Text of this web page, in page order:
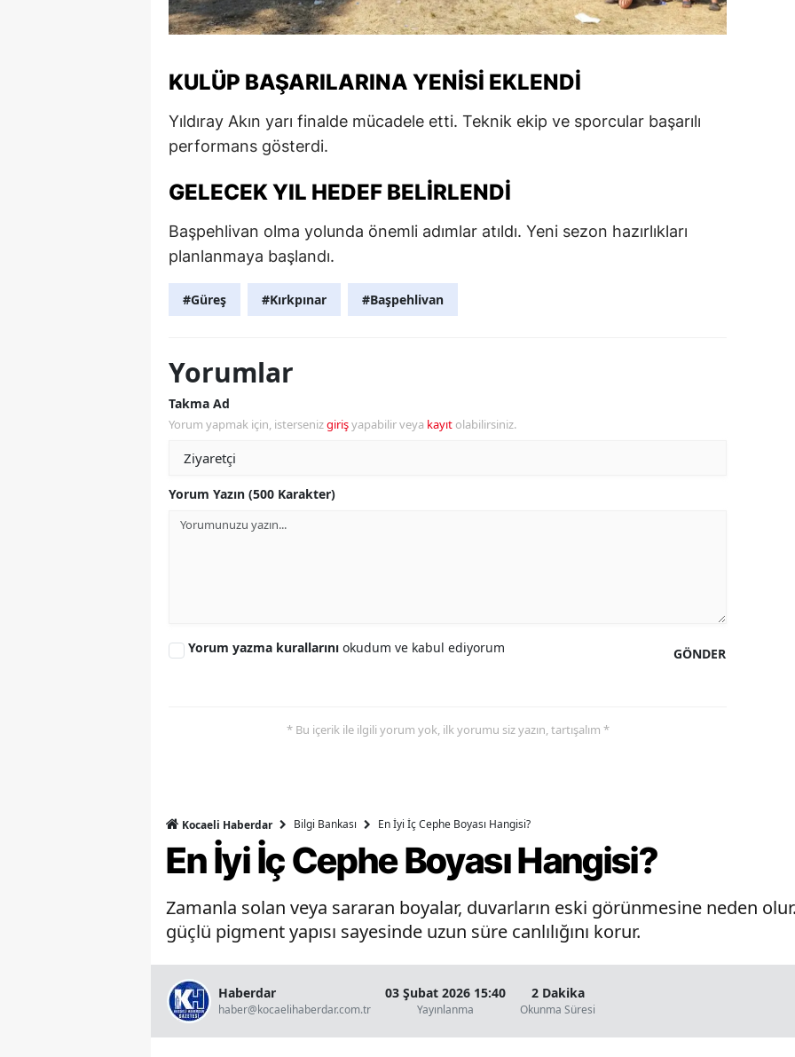
KULÜP BAŞARILARINA YENISI EKLENDI
Yıldıray Akın yarı finalde mücadele etti. Teknik ekip ve sporcular başarılı
performans gösterdi.
GELECEK YIL HEDEF BELIRLENDI
Başpehlivan olma yolunda önemli adımlar atıldı. Yeni sezon hazırlıkları
planlanmaya başlandı.
#Güreş #Kırkpınar #Başpehlivan
Yorumlar
Takma Ad
Yorum yapmak için, istersenizgirişyapabilir veya kayıt olabilirsiniz.
Yorum Yazın (500 Karakter)
GÖNDER
Yorum yazma kurallarını okudum ve kabul ediyorum
* Bu içerik ile ilgili yorum yok, ilk yorumu siz yazın, tartışalım *
Kocaeli Haberdar Bilgi Bankası En İyi İç Cephe Boyası Hangisi?
En İyi İç Cephe Boyası Hangisi?
Zamanla solan veya sararan boyalar, duvarların eski görünmesine neden
güçlü pigment yapısı sayesinde uzun süre canlılığını korur.
Haberdar
haber@kocaelihaberdar.com.tr
03 Şubat 2026 15:40
Yayınlanma
2 Dakika
Okunma Süresi